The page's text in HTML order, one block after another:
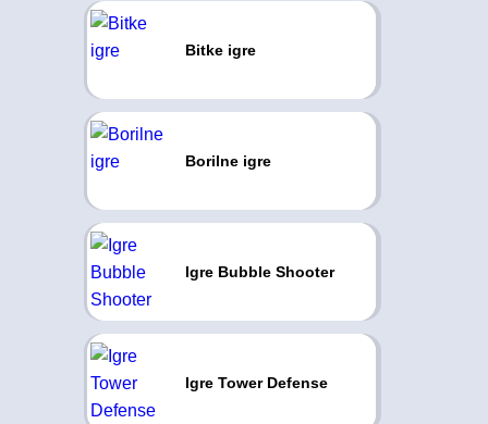
Bitke igre
Borilne igre
Igre Bubble Shooter
Igre Tower Defense